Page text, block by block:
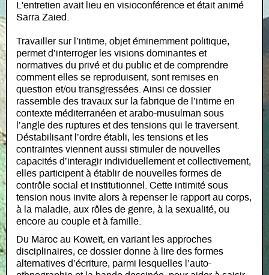
L'entretien avait lieu en visioconférence et était animé
Sarra Zaied.
Travailler sur l’intime, objet éminemment politique,
permet d’interroger les visions dominantes et
normatives du privé et du public et de comprendre
comment elles se reproduisent, sont remises en
question et/ou transgressées. Ainsi ce dossier
rassemble des travaux sur la fabrique de l’intime en
contexte méditerranéen et arabo-musulman sous
l’angle des ruptures et des tensions qui le traversent.
Déstabilisant l’ordre établi, les tensions et les
contraintes viennent aussi stimuler de nouvelles
capacités d’interagir individuellement et collectivement,
elles participent à établir de nouvelles formes de
contrôle social et institutionnel. Cette intimité sous
tension nous invite alors à repenser le rapport au corps,
à la maladie, aux rôles de genre, à la sexualité, ou
encore au couple et à famille.
Du Maroc au Koweït, en variant les approches
disciplinaires, ce dossier donne à lire des formes
alternatives d’écriture, parmi lesquelles l’auto-